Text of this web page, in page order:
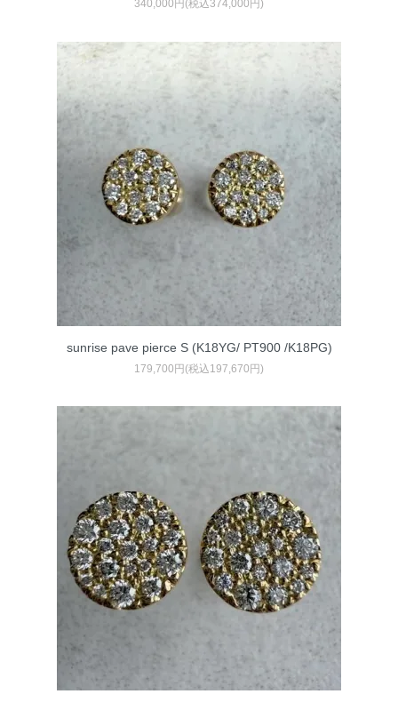
340,000円(税込374,000円)
sunrise pave pierce S (K18YG/ PT900 /K18PG)
179,700円(税込197,670円)